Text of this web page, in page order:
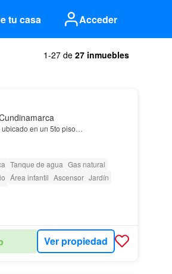
tu casa Acceder
1-27 de 27 inmuebles
ubicado en un 5to piso…
Tanque de agua Gas natural
Área infantil Ascensor Jardín
Ver propiedad